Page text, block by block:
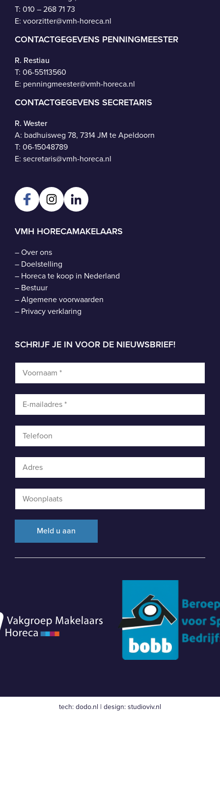
T: 010 – 268 71 73
E: voorzitter@vmh-horeca.nl
CONTACTGEGEVENS PENNINGMEESTER
R. Restiau
T: 06-55113560
E: penningmeester@vmh-horeca.nl
CONTACTGEGEVENS SECRETARIS
R. Wester
A: badhuisweg 78, 7314 JM te Apeldoorn
T: 06-15048789
E: secretaris@vmh-horeca.nl
VMH HORECAMAKELAARS
–Over ons
– Doelstelling
– Horeca te koop in Nederland
– Bestuur
–Algemene voorwaarden
– Privacy verklaring
SCHRIJF JE IN VOOR DE NIEUWSBRIEF!
tech:dodo.nl | design:studioviv.nl